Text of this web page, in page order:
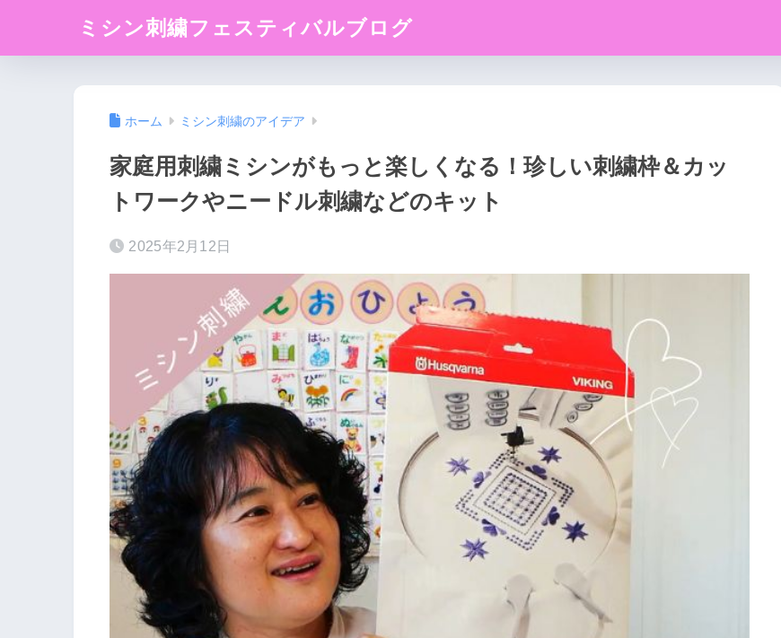
ミシン刺繍フェスティバルブログ
ホーム ミシン刺繍のアイデア
家庭用刺繍ミシンがもっと楽しくなる！珍しい刺繍枠＆カッ
トワークやニードル刺繍などのキット
2025年2月12日